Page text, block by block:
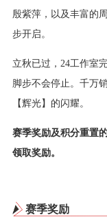
殷紫萍，以及丰富的
步开启。
立秋已过，24工作室
脚步不会停止。千万
【辉光】的闪耀。
赛季奖励及积分重置
领取奖励。
赛季奖励